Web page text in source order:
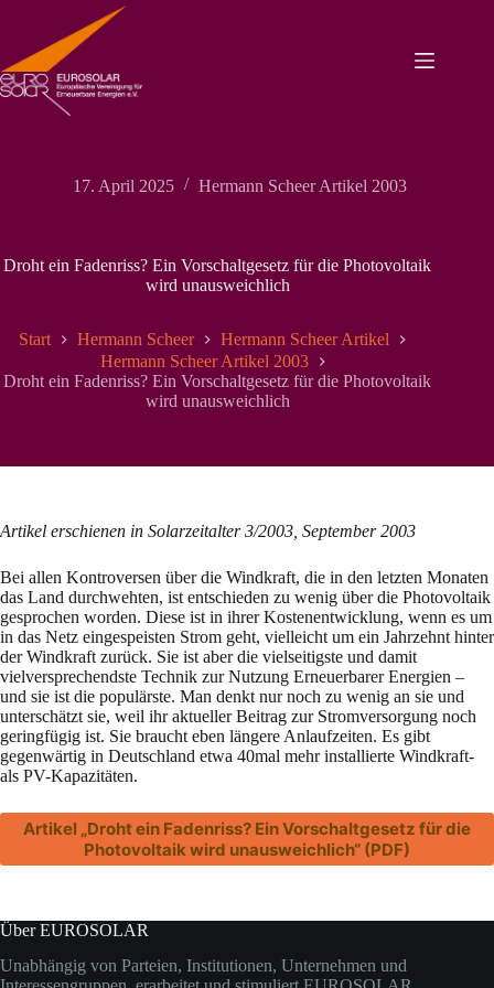
springen
17. April 2025 Hermann Scheer Artikel 2003
Droht ein Fadenriss? Ein Vorschaltgesetz für die Photovoltaik
wird unausweichlich
Start Hermann Scheer
Hermann Scheer Artikel
Hermann Scheer Artikel 2003
Droht ein Fadenriss? Ein Vorschaltgesetz für die Photovoltaik
wird unausweichlich
Artikel erschienen in Solarzeitalter 3/2003, September 2003
Bei allen Kontroversen über die Windkraft, die in den letzten Monaten
das Land durchwehten, ist entschieden zu wenig über die Photovoltaik
gesprochen worden. Diese ist in ihrer Kostenentwicklung, wenn es um
in das Netz eingespeisten Strom geht, vielleicht um ein Jahrzehnt hinter
der Windkraft zurück. Sie ist aber die vielseitigste und damit
vielversprechendste Technik zur Nutzung Erneuerbarer Energien –
und sie ist die populärste. Man denkt nur noch zu wenig an sie und
unterschätzt sie, weil ihr aktueller Beitrag zur Stromversorgung noch
geringfügig ist. Sie braucht eben längere Anlaufzeiten. Es gibt
gegenwärtig in Deutschland etwa 40mal mehr installierte Windkraft-
als PV-Kapazitäten.
Artikel „Droht ein Fadenriss? Ein Vorschaltgesetz für die
Photovoltaik wird unausweichlich“ (PDF)
Über EUROSOLAR
Unabhängig von Parteien, Institutionen, Unternehmen und